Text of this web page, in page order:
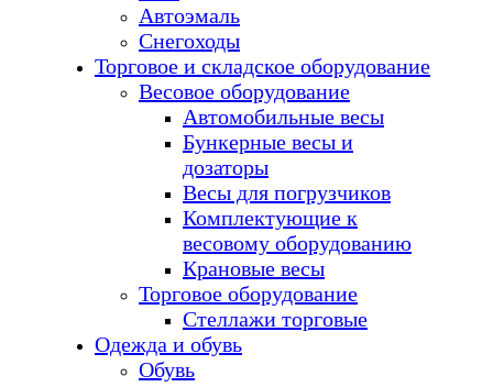
Автоэмаль
Снегоходы
Торговое и складское оборудование
Весовое оборудование
Автомобильные весы
Бункерные весы и
дозаторы
Весы для погрузчиков
Комплектующие к
весовому оборудованию
Крановые весы
Торговое оборудование
Стеллажи торговые
Одежда и обувь
Обувь